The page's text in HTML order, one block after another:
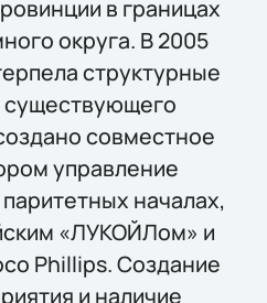
в границах
округа. В 2005
структурные
существующего
совместное
управление
началах,
«ЛУКОЙЛом» и
Phillips. Создание
и наличие